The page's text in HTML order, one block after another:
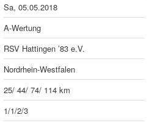
Sa, 05.05.2018
A-Wertung
RSV Hattingen ’83 e.V.
Nordrhein-Westfalen
25/ 44/ 74/ 114 km
1/1/2/3